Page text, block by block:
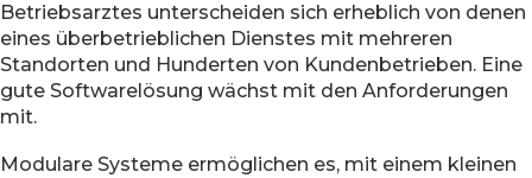
Betriebsarztes unterscheiden sich erheblich von denen
eines überbetrieblichen Dienstes mit mehreren
Standorten und Hunderten von Kundenbetrieben. Eine
gute Softwarelösung wächst mit den Anforderungen
mit.
Modulare Systeme ermöglichen es, mit einem kleinen